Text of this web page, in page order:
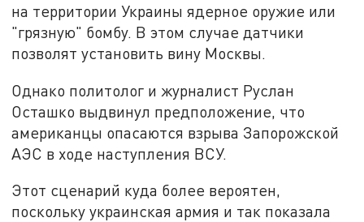
на территории Украины ядерное оружие или
"грязную" бомбу. В этом случае датчики
позволят установить вину Москвы.
Однако политолог и журналист Руслан
Осташко выдвинул предположение, что
американцы опасаются взрыва Запорожской
АЭС в ходе наступления ВСУ.
Этот сценарий куда более вероятен,
поскольку украинская армия и так показала